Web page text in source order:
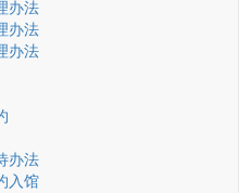
办法
办法
办法
办法
入馆